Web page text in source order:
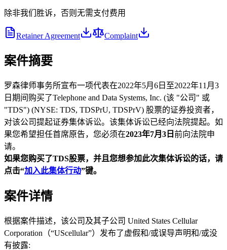
除非我们胜诉，否则无需支付费用
Retainer Agreement Complaint
案件摘要
罗森律师事务所宣布一项代表在2022年5月6日至2022年11月3
日期间购买了Telephone and Data Systems, Inc. (该 "公司" 或
"TDS") (NYSE: TDS, TDSPrU, TDSPrV) 股票的证券投资者，
对该公司提起证券集体诉讼。该集体诉讼已经向法院提起。如
果您希望担任首席原告，您必须在2023年7月3日 前向法院申
请。
如果您购买了TDS股票，并且您想参加此次集体诉讼的话，请
点击“加入此集体行动”键。
案件详情
根据案件描述，该公司及其子公司 United States Cellular
Corporation（“UScellular”）发布了虚假和/或误导声明和/或没
有披露: